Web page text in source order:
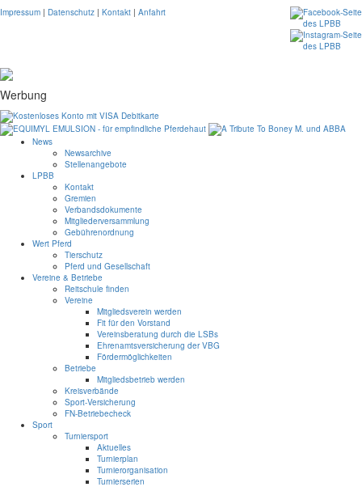
Impressum | Datenschutz | Kontakt | Anfahrt
Werbung
News
Newsarchive
Stellenangebote
LPBB
Kontakt
Gremien
Verbandsdokumente
Mitgliederversammlung
Gebührenordnung
Wert Pferd
Tierschutz
Pferd und Gesellschaft
Vereine & Betriebe
Reitschule finden
Vereine
Mitgliedsverein werden
Fit für den Vorstand
Vereinsberatung durch die LSBs
Ehrenamtsversicherung der VBG
Fördermöglichkeiten
Betriebe
Mitgliedsbetrieb werden
Kreisverbände
Sport-Versicherung
FN-Betriebecheck
Sport
Turniersport
Aktuelles
Turnierplan
Turnierorganisation
Turnierserien